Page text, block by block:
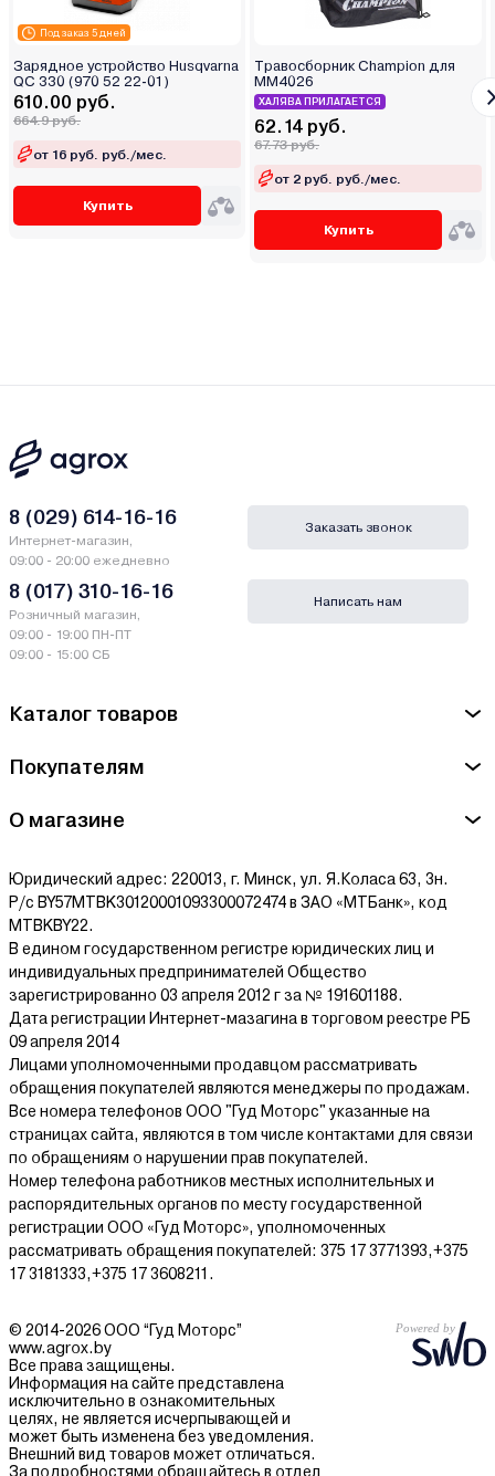
Под заказ 5 дней
Зарядное устройство Husqvarna
QC 330 (970 52 22-01)
610.00 руб.
664.9 руб.
от 16 руб. руб./мес.
Купить
Травосборник Champion для
MM4026
ХАЛЯВА ПРИЛАГАЕТСЯ
62.14 руб.
67.73 руб.
от 2 руб. руб./мес.
Купить
Каталог товаров
Покупателям
О магазине
Юридический адрес: 220013, г. Минск, ул. Я.Коласа 63, 3н.
Р/с BY57MTBK30120001093300072474 в ЗАО «МТБанк», код
MTBKBY22.
В едином государственном регистре юридических лиц и
индивидуальных предпринимателей Общество
зарегистрированно 03 апреля 2012 г за № 191601188.
Дата регистрации Интернет-мазагина в торговом реестре РБ
09 апреля 2014
Лицами уполномоченными продавцом рассматривать
обращения покупателей являются менеджеры по продажам.
Все номера телефонов ООО "Гуд Моторс" указанные на
страницах сайта, являются в том числе контактами для связи
по обращениям о нарушении прав покупателей.
Номер телефона работников местных исполнительных и
распорядительных органов по месту государственной
регистрации ООО «Гуд Моторс», уполномоченных
рассматривать обращения покупателей: 375 17 3771393,+375
17 3181333,+375 17 3608211.
8 (029) 614-16-16
Интернет-магазин,
09:00 - 20:00 ежедневно
8 (017) 310-16-16
Розничный магазин,
09:00 - 19:00 ПН-ПТ
09:00 - 15:00 СБ
Заказать звонок
Написать нам
© 2014-2026 ООО “Гуд Моторс”
www.agrox.by
Все права защищены.
Информация на сайте представлена
исключительно в ознакомительных
целях, не является исчерпывающей и
может быть изменена без уведомления.
Внешний вид товаров может отличаться.
За подробностями обращайтесь в отдел